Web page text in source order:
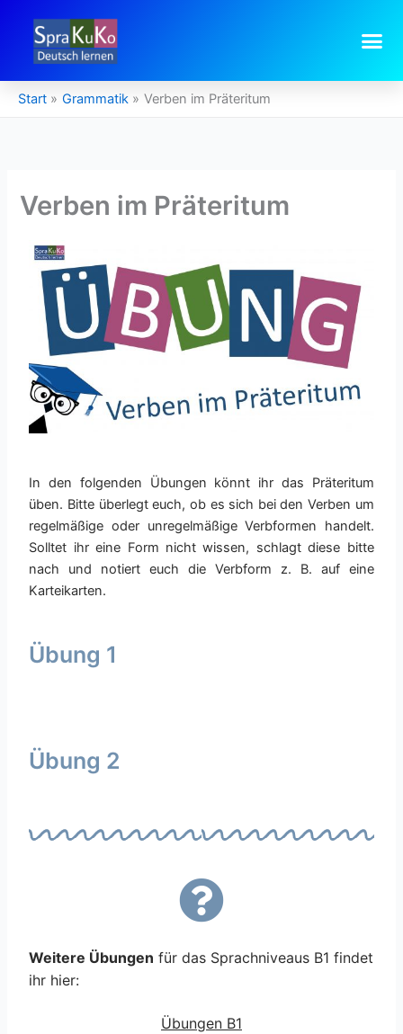
springen
Start Grammatik Verben im Präteritum
Verben im Präteritum
In den folgenden Übungen könnt ihr das Präteritum
üben. Bitte überlegt euch, ob es sich bei den Verben um
regelmäßige oder unregelmäßige Verbformen handelt.
Solltet ihr eine Form nicht wissen, schlagt diese bitte
nach und notiert euch die Verbform z. B. auf eine
Karteikarten.
Übung 1
Übung 2
Weitere Übungen für das Sprachniveaus B1 findet
ihr hier:
Übungen B1